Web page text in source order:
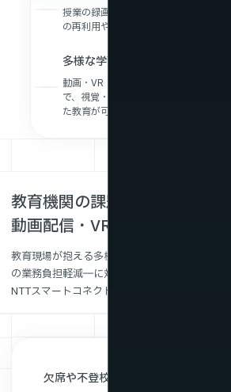
授業の録画・共有により、繰り返し説
の再利用や遠隔対応で教員の時間的余
多様な学習スタイルへの対応
動画・VR・メタバースなど多様なメデ
で、視覚・聴覚・体験型など、個々の
た教育が可能になります。
教育機関の課題はNTTスマート
動画配信・VR・メタバースサ
教育現場が抱える多様な課題 ──学習の質向上、
の業務負担軽減── に対し、
NTTスマートコネクトがワンストップでソリュ
欠席や不登校児童への補習・遠隔授業